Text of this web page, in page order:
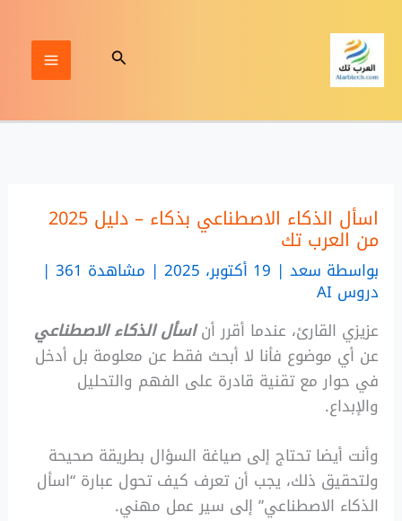
إلى
المحتوى
البحث
اسأل الذكاء الاصطناعي بذكاء – دليل 2025
من العرب تك
بواسطة سعد | 19 أكتوبر، 2025 | مشاهدة 361 |
دروس AI
عزيزي القارئ، عندما أقرر أناسأل الذكاء الاصطناعي
عن أي موضوع فأنا لا أبحث فقط عن معلومة بل أدخل
في حوار مع تقنية قادرة على الفهم والتحليل
والإبداع.
وأنت أيضا تحتاج إلى صياغة السؤال بطريقة صحيحة
ولتحقيق ذلك، يجب أن تعرف كيف تحول عبارة “اسأل
الذكاء الاصطناعي” إلى سير عمل مهني.